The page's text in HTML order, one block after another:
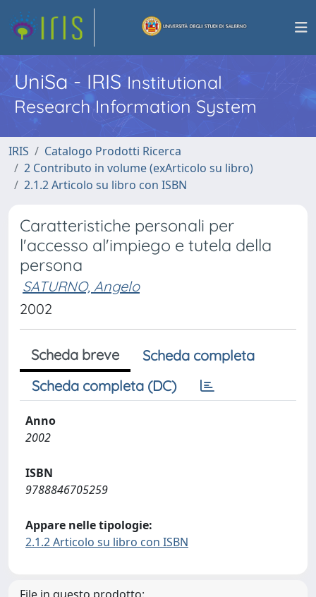
UniSa - IRISInstitutional
Research Information System
IRIS
Catalogo Prodotti Ricerca
2 Contributo in volume (exArticolo su libro)
2.1.2 Articolo su libro con ISBN
Caratteristiche personali per
l'accesso al'impiego e tutela della
persona
SATURNO, Angelo
2002
Scheda breve
Scheda completa
Scheda completa (DC)
Anno
2002
ISBN
9788846705259
Appare nelle tipologie:
2.1.2 Articolo su libro con ISBN